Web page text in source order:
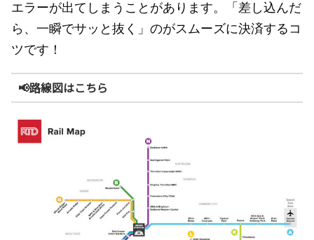
エラーが出てしまうことがあります。「差し込んだ
ら、一瞬でサッと抜く」のがスムーズに決済するコ
ツです！
📢路線図はこちら